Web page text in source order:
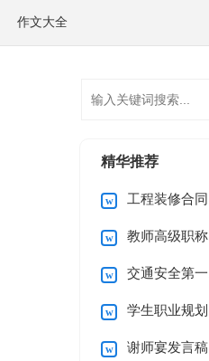
作文大全
精华推荐
工程装修合同(15篇)
教师高级职称述职报告范文五篇
交通安全第一课观后感
学生职业规划4篇
谢师宴发言稿15篇